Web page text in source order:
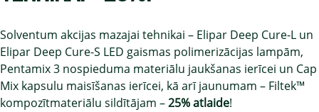
Solventum akcijas mazajai tehnikai – Elipar Deep Cure-L un
Elipar Deep Cure-S LED gaismas polimerizācijas lampām,
Pentamix 3 nospieduma materiālu jaukšanas ierīcei un Cap
Mix kapsulu maisīšanas ierīcei, kā arī jaunumam – Filtek™
kompozītmateriālu sildītājam –25% atlaide!